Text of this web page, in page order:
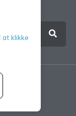
at klikke